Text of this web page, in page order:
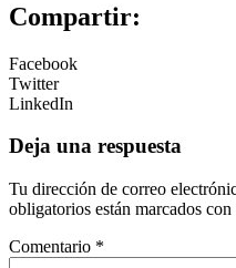
Compartir:
Facebook
Twitter
LinkedIn
Deja una respuesta
Tu dirección de correo
obligatorios están marcados con
Comentario *